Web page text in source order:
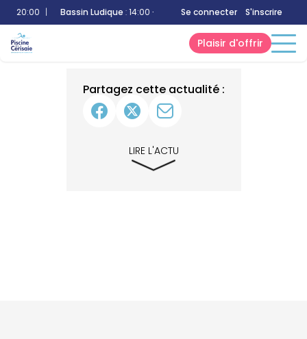
- 20:00 | Bassin Ludique:14:00 - 17:00 Bassin Sportif:12:00 - 20:00
Se connecter S'inscrire
Plaisir d'offrir
Partagez cette actualité :
LIRE L'ACTU